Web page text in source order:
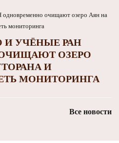
И УЧЁНЫЕ РАН
ОЗЕРО
И
МОНИТОРИНГА
Все новости